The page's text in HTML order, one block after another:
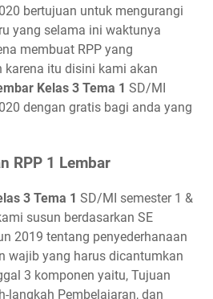
bertujuan untuk mengurangi
yang selama ini waktunya
membuat RPP yang
karena itu disini kami akan
Kelas 3 Tema 1 SD/MI
dengan gratis bagi anda yang
RPP 1 Lembar
3 Tema 1 SD/MI semester 1 &
susun berdasarkan SE
2019 tentang penyederhanaan
wajib yang harus dicantumkan
3 komponen yaitu, Tujuan
langkah Pembelajaran, dan